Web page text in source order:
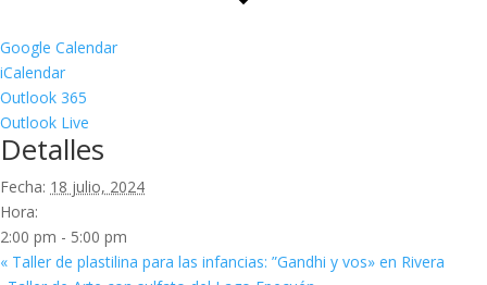
Google Calendar
iCalendar
Outlook 365
Outlook Live
Detalles
Fecha: 18 julio, 2024
Hora:
2:00 pm - 5:00 pm
« Taller de plastilina para las infancias: ”Gandhi y vos» en Rivera